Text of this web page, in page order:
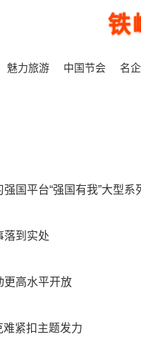
铁
魅力旅游 中国节会 名
国平台“强国有我”大型系
落到实处
更高水平开放
紧扣主题发力